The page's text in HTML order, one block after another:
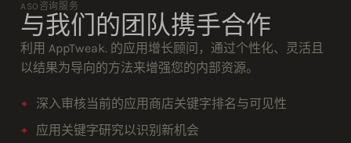
ASO咨询服务
与我们的团队携手合作
利用 AppTweak. 的应用增长顾问，通过个性化、灵活且
以结果为导向的方法来增强您的内部资源。
深入审核当前的应用商店关键字排名与可见性
应用关键字研究以识别新机会